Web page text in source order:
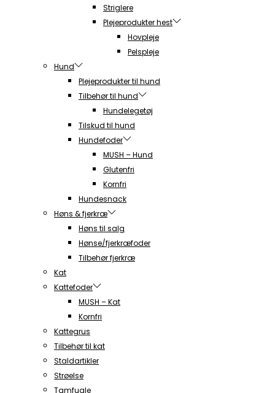
Striglere
Plejeprodukter hest
Hovpleje
Pelspleje
Hund
Plejeprodukter til hund
Tilbehør til hund
Hundelegetøj
Tilskud til hund
Hundefoder
MUSH – Hund
Glutenfri
Kornfri
Hundesnack
Høns & fjerkræ
Høns til salg
Hønse/fjerkræfoder
Tilbehør fjerkræ
Kat
Kattefoder
MUSH – Kat
Kornfri
Kattegrus
Tilbehør til kat
Staldartikler
Strøelse
Tamfugle